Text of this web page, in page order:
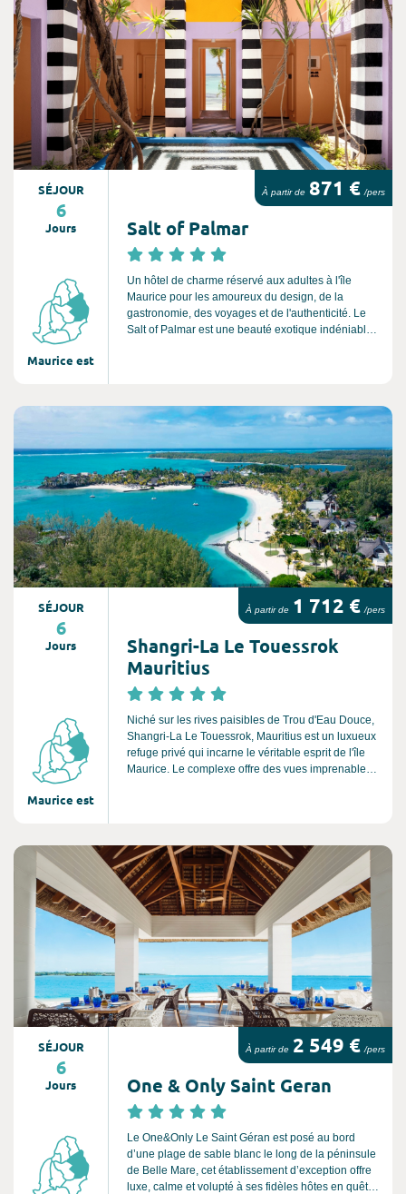
SÉJOUR
6
Jours
Maurice est
À partir de 871 € /pers
Salt of Palmar
Un hôtel de charme réservé aux adultes à l'île
Maurice pour les amoureux du design, de la
gastronomie, des voyages et de l'authenticité. Le
Salt of Palmar est une beauté exotique indéniable.
d'ignorer ou d'oublier.
SÉJOUR
6
Jours
Maurice est
À partir de 1 712 € /pers
Shangri-La Le Touessrok
Mauritius
Niché sur les rives paisibles de Trou d'Eau Douce,
Shangri-La Le Touessrok, Mauritius est un luxueux
refuge privé qui incarne le véritable esprit de l'île
Maurice. Le complexe offre des vues imprenables
vous laisser tenter par des expériences
gastronomiques branchées, des moments de
détente sur des îles privées ou jouer sur l'un des
deux parcours de golf 18 trous de championnat.
OFFRE EXCLUSIVE : 35% de réduction + Demi-
pension offerte
Consultez l'offre de voyage
SÉJOUR
6
Jours
À partir de 2 549 € /pers
One & Only Saint Geran
Le One&Only Le Saint Géran est posé au bord
d’une plage de sable blanc le long de la péninsule
de Belle Mare, cet établissement d’exception offre
luxe, calme et volupté à ses fidèles hôtes en quête
Consultez l'offre de voyage